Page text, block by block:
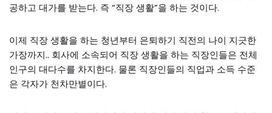
공하고 대가를 받는다. 즉 “직장 생활”을 하는 것이다.
이제 직장 생활을 하는 청년부터 은퇴하기 직전의 나이 지긋한
가장까지.. 회사에 소속되어 직장 생활을 하는 직장인들은 전체
인구의 대다수를 차지한다. 물론 직장인들의 직업과 소득 수준
은 각자가 천차만별이다.